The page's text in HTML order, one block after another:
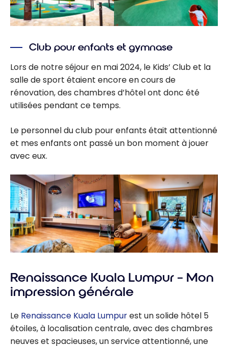
Club pour enfants et gymnase
Lors de notre séjour en mai 2024, le Kids’ Club et la
salle de sport étaient encore en cours de
rénovation, des chambres d’hôtel ont donc été
utilisées pendant ce temps.
Le personnel du club pour enfants était attentionné
et mes enfants ont passé un bon moment à jouer
avec eux.
Renaissance Kuala Lumpur – Mon
impression générale
Le Renaissance Kuala Lumpurest un solide hôtel 5
étoiles, à localisation centrale, avec des chambres
neuves et spacieuses, un service attentionné, une